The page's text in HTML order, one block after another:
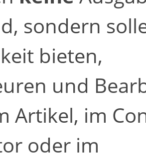
sondern
bieten,
und
Artikel, im
oder im